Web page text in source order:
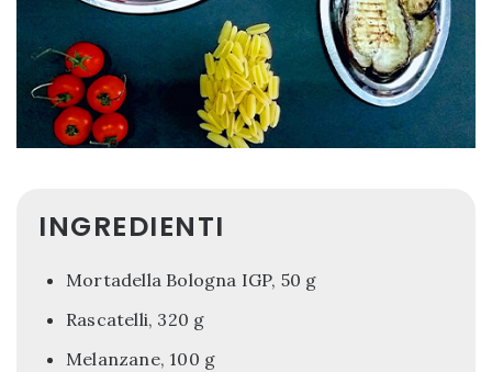
INGREDIENTI
Mortadella Bologna IGP, 50 g
Rascatelli, 320 g
Melanzane, 100 g